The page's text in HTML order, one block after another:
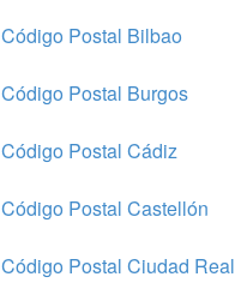
Código Postal Bilbao
Código Postal Burgos
Código Postal Cádiz
Código Postal Castellón
Código Postal Ciudad Real